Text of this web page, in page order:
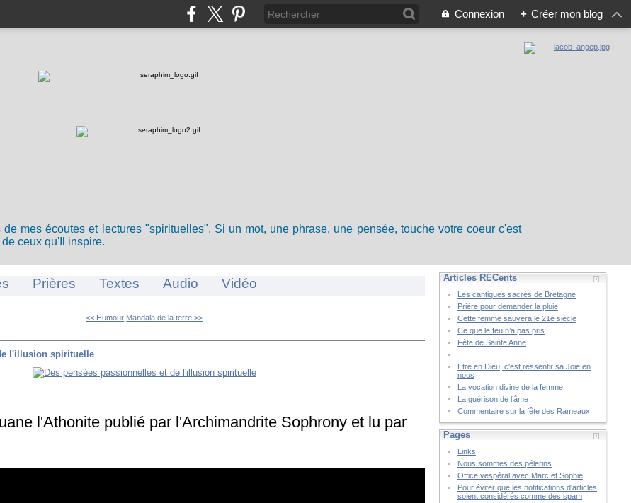
Connexion + Créer mon blog
mes écoutes et lectures "spirituelles". Si un mot, une phrase, une pensée, touche votre coeur c'est
ceux qu'Il inspire.
Prières Textes Audio Vidéo
<< Humour Mandala de la terre >>
l'illusion spirituelle
l'Athonite publié par l'Archimandrite Sophrony et lu par
Articles RÉCents
Les cantiques sacrés de Bretagne
Prière pour demander la pluie
Cette femme sauvera le 21è siècle
Ce que le feu n’a pas pris
Fête de Sainte Anne
Etre en Dieu, c'est ressentir sa Joie en
nous
La vocation divine de la femme
La guérison de l’âme
Commentaire sur la fête des Rameaux
Pages
Links
Nous sommes des pélerins
Office vespéral avec Marc et Sophie
Pour éviter que les notifications d'articles
soient considérés comme des spam